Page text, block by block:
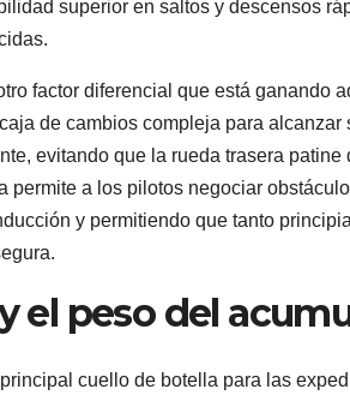
superior en saltos y descensos
factor diferencial que está ganando
de cambios compleja para alcanzar
evitando que la rueda trasera patine
a los pilotos negociar
y permitiendo que tanto
el peso del
cuello de botella para las